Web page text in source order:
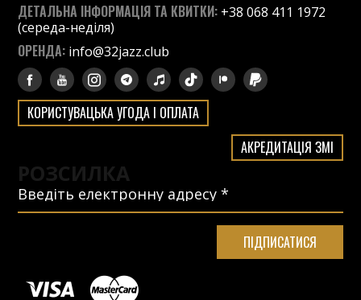
ДЕТАЛЬНА ІНФОРМАЦІЯ ТА КВИТКИ: +38 068 411 1972
(середа-неділя)
ОРЕНДА: info@32jazz.club
КОРИСТУВАЦЬКА УГОДА І ОПЛАТА
АКРЕДИТАЦІЯ ЗМІ
РОЗСИЛКА